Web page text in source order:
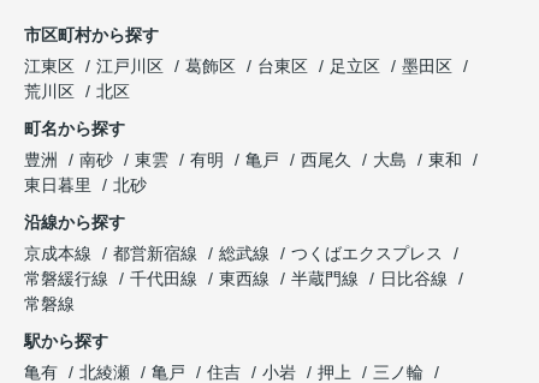
市区町村から探す
江東区
江戸川区 葛飾区 台東区 足立区
墨田区
荒川区
北区
町名から探す
豊洲
南砂 東雲 有明 亀戸 西尾久 大島
東和
東日暮里
北砂
沿線から探す
京成本線
都営新宿線 総武線
つくばエクスプレス
常磐緩行線
千代田線 東西線 半蔵門線
日比谷線
常磐線
駅から探す
亀有
北綾瀬 亀戸 住吉 小岩 押上
三ノ輪